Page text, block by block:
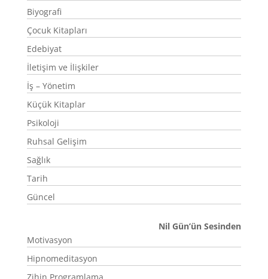
Biyografi
Çocuk Kitapları
Edebiyat
İletişim ve İlişkiler
İş – Yönetim
Küçük Kitaplar
Psikoloji
Ruhsal Gelişim
Sağlık
Tarih
Güncel
Nil Gün’ün Sesinden
Motivasyon
Hipnomeditasyon